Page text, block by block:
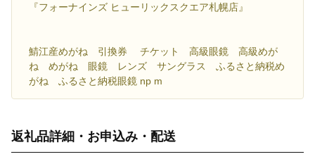
『フォーナインズ ヒューリックスクエア札幌店』
鯖江産めがね 引換券 チケット 高級眼鏡 高級めが
ね めがね 眼鏡 レンズ サングラス ふるさと納税め
がね ふるさと納税眼鏡 np m
返礼品詳細・お申込み・配送